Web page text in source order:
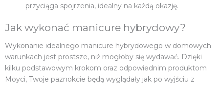
przyciąga spojrzenia, idealny na każdą okazję.
Jak wykonać manicure hybrydowy?
Wykonanie idealnego manicure hybrydowego w domowych
warunkach jest prostsze, niż mogłoby się wydawać. Dzięki
kilku podstawowym krokom oraz odpowiednim produktom
Moyci, Twoje paznokcie będą wyglądały jak po wyjściu z